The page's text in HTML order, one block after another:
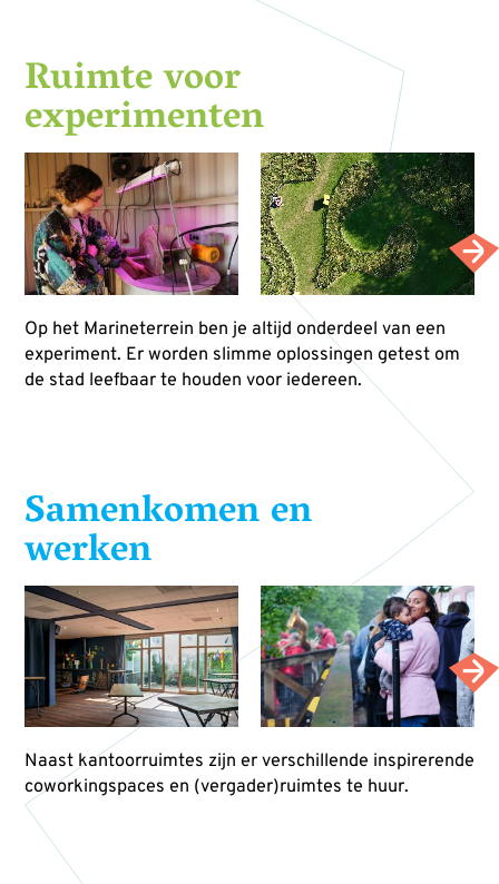
Ruimte voor
experimenten
Op het Marineterrein ben je altijd onderdeel van een
experiment. Er worden slimme oplossingen getest om
de stad leefbaar te houden voor iedereen.
Samenkomen en
werken
Naast kantoorruimtes zijn er verschillende inspirerende
coworkingspaces en (vergader)ruimtes te huur.